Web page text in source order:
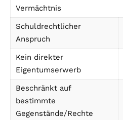
Vermächtnis
Schuldrechtlicher
Anspruch
Kein direkter
Eigentumserwerb
Beschränkt auf
bestimmte
Gegenstände/Rechte